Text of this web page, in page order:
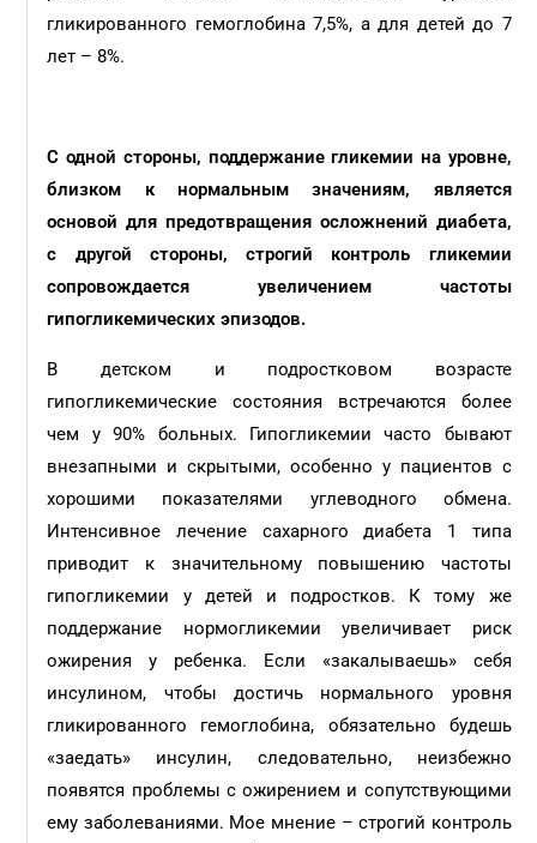
гликированного гемоглобина 7,5%, а для детей до 7
лет – 8%.
С одной стороны, поддержание гликемии на уровне,
близком к нормальным значениям, является
основой для предотвращения осложнений диабета,
с другой стороны, строгий контроль гликемии
сопровождается увеличением частоты
гипогликемических эпизодов.
В детском и подростковом возрасте
гипогликемические состояния встречаются более
чем у 90% больных. Гипогликемии часто бывают
внезапными и скрытыми, особенно у пациентов с
хорошими показателями углеводного обмена.
Интенсивное лечение сахарного диабета 1 типа
приводит к значительному повышению частоты
гипогликемии у детей и подростков. К тому же
поддержание нормогликемии увеличивает риск
ожирения у ребенка. Если «закалываешь» себя
инсулином, чтобы достичь нормального уровня
гликированного гемоглобина, обязательно будешь
«заедать» инсулин, следовательно, неизбежно
появятся проблемы с ожирением и сопутствующими
ему заболеваниями. Мое мнение – строгий контроль